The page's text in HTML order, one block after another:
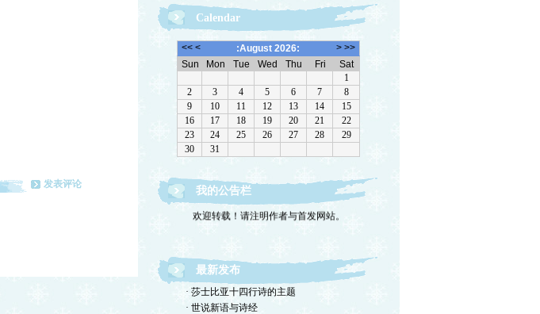
发表评论
Calendar
我的公告栏
欢迎转载！请注明作者与首发网站。
最新发布
· 莎士比亚十四行诗的主题
· 世说新语与诗经